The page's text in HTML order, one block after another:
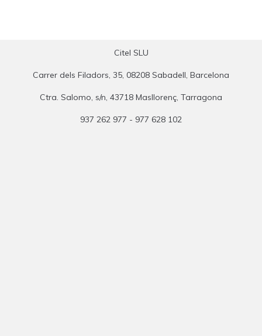
Citel SLU
Carrer dels Filadors, 35, 08208 Sabadell, Barcelona
Ctra. Salomo, s/n, 43718 Masllorenç, Tarragona
937 262 977 - 977 628 102